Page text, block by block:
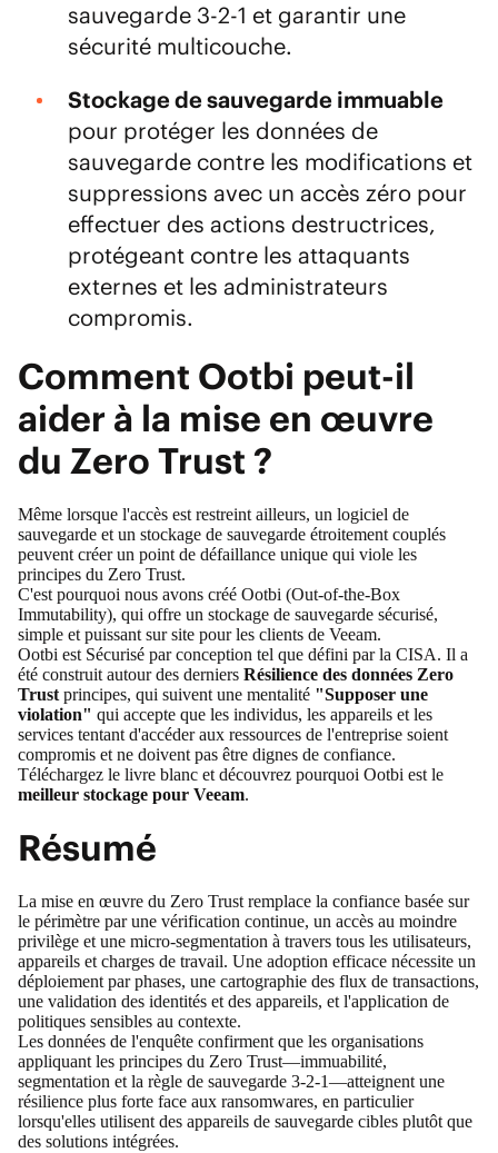
sauvegarde 3-2-1 et garantir une
sécurité multicouche.
Stockage de sauvegarde immuable
pour protéger les données de
sauvegarde contre les modifications et
suppressions avec un accès zéro pour
effectuer des actions destructrices,
protégeant contre les attaquants
externes et les administrateurs
compromis.
Comment Ootbi peut-il
aider à la mise en œuvre
du Zero Trust ?
Même lorsque l'accès est restreint ailleurs, un logiciel de
sauvegarde et un stockage de sauvegarde étroitement couplés
peuvent créer un point de défaillance unique qui viole les
principes du Zero Trust.
C'est pourquoi nous avons créé Ootbi (Out-of-the-Box
Immutability), qui offre un stockage de sauvegarde sécurisé,
simple et puissant sur site pour les clients de Veeam.
Ootbi est Sécurisé par conception tel que défini par la CISA. Il a
été construit autour des derniers Résilience des données Zero
Trustprincipes, qui suivent une mentalité "Supposer une
violation" qui accepte que les individus, les appareils et les
services tentant d'accéder aux ressources de l'entreprise soient
compromis et ne doivent pas être dignes de confiance.
Téléchargez le livre blanc et découvrez pourquoi Ootbi est le
meilleur stockage pour Veeam.
Résumé
La mise en œuvre du Zero Trust remplace la confiance basée sur
le périmètre par une vérification continue, un accès au moindre
privilège et une micro-segmentation à travers tous les utilisateurs,
appareils et charges de travail. Une adoption efficace nécessite un
déploiement par phases, une cartographie des flux de transactions,
une validation des identités et des appareils, et l'application de
politiques sensibles au contexte.
Les données de l'enquête confirment que les organisations
appliquant les principes du Zero Trust—immuabilité,
segmentation et la règle de sauvegarde 3-2-1—atteignent une
résilience plus forte face aux ransomwares, en particulier
lorsqu'elles utilisent des appareils de sauvegarde cibles plutôt que
des solutions intégrées.